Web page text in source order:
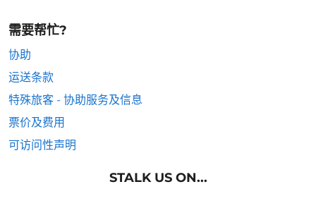
需要帮忙?
协助
运送条款
特殊旅客 - 协助服务及信息
票价及费用
可访问性声明
STALK US ON...